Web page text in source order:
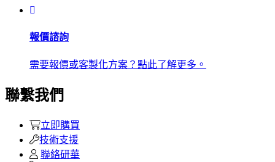
報價諮詢
需要報價或客製化方案？點此了解更多。
聯繫我們
立即購買
技術支援
聯絡研華